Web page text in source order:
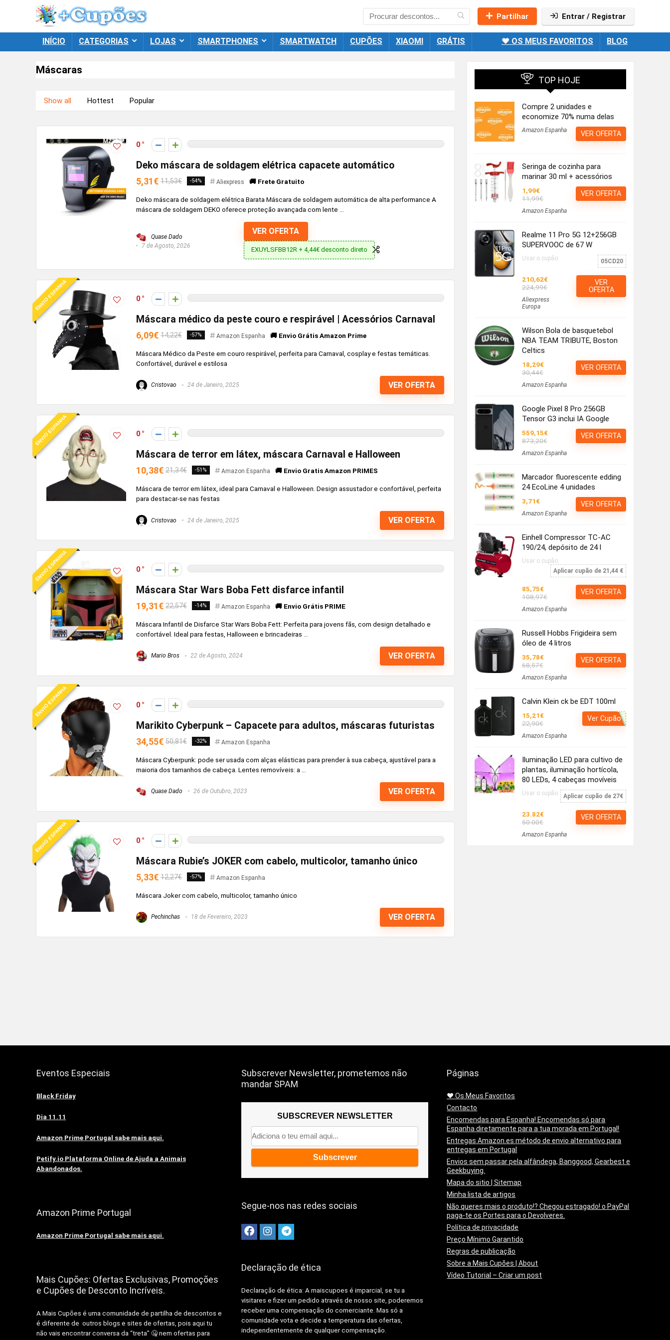
Partilhar Entrar / Registrar
INÍCIO CATEGORIAS LOJAS SMARTPHONES SMARTWATCH CUPÕES XIAOMI GRÁTIS ❤️ OS MEUS FAVORITOS BLOG
Máscaras
Show all Hottest Popular
0
Deko máscara de soldagem elétrica capacete automático
5,31€ 11,53€ -54% Aliexpress 🚚 Frete Gratuito
Deko máscara de soldagem elétrica Barata Máscara de soldagem automática de alta performance A
máscara de soldagem DEKO oferece proteção avançada com lente ...
Quase Dado
7 de Agosto, 2026
VER OFERTA
EXUYLSFBB12R + 4,44€ desconto direto
ENVIO ESPANHA 0
Máscara médico da peste couro e respirável | Acessórios Carnaval
6,09€ 14,22€ -57% Amazon Espanha 🚚 Envio Grátis Amazon Prime
Máscara Médico da Peste em couro respirável, perfeita para Carnaval, cosplay e festas temáticas.
Confortável, durável e estilosa
Cristovao 24 de Janeiro, 2025 VER OFERTA
ENVIO ESPANHA 0
Máscara de terror em látex, máscara Carnaval e Halloween
10,38€ 21,34€ -51% Amazon Espanha 🚚 Envio Gratis Amazon PRIMES
Máscara de terror em látex, ideal para Carnaval e Halloween. Design assustador e confortável, perfeita
para destacar-se nas festas
Cristovao 24 de Janeiro, 2025 VER OFERTA
ENVIO ESPANHA 0
Máscara Star Wars Boba Fett disfarce infantil
19,31€ 22,57€ -14% Amazon Espanha 🚚 Envio Grátis PRIME
Máscara Infantil de Disfarce Star Wars Boba Fett: Perfeita para jovens fãs, com design detalhado e
confortável. Ideal para festas, Halloween e brincadeiras ...
Mario Bros 22 de Agosto, 2024 VER OFERTA
ENVIO ESPANHA 0
Marikito Cyberpunk – Capacete para adultos, máscaras futuristas
34,55€ 50,81€ -32% Amazon Espanha
Máscara Cyberpunk: pode ser usada com alças elásticas para prender à sua cabeça, ajustável para a
maioria dos tamanhos de cabeça. Lentes removíveis: a ...
Quase Dado 26 de Outubro, 2023 VER OFERTA
ENVIO ESPANHA 0
Máscara Rubie’s JOKER com cabelo, multicolor, tamanho único
5,33€ 12,27€ -57% Amazon Espanha
Máscara Joker com cabelo, multicolor, tamanho único
Pechinchas 18 de Fevereiro, 2023 VER OFERTA
TOP HOJE
Compre 2 unidades e
economize 70% numa delas
Amazon Espanha VER OFERTA
Seringa de cozinha para
marinar 30 ml + acessórios
1,99€
11,99€
Amazon Espanha
VER OFERTA
Realme 11 Pro 5G 12+256GB
SUPERVOOC de 67 W
Usar o cupão: 05CD20
210,62€
224,99€
Aliexpress
Europa
VER
OFERTA
Wilson Bola de basquetebol
NBA TEAM TRIBUTE, Boston
Celtics
18,29€
30,44€
Amazon Espanha
VER OFERTA
Google Pixel 8 Pro 256GB
Tensor G3 inclui IA Google
559,15€
873,20€
Amazon Espanha
VER OFERTA
Marcador fluorescente edding
24 EcoLine 4 unidades
3,71€
Amazon Espanha
VER OFERTA
Einhell Compressor TC-AC
190/24, depósito de 24 l
Usar o cupão:
Aplicar cupão de 21,44 €
85,75€
108,97€
Amazon Espanha
VER OFERTA
Russell Hobbs Frigideira sem
óleo de 4 litros
35,78€
68,57€
Amazon Espanha
VER OFERTA
Calvin Klein ck be EDT 100ml
15,21€
22,90€
Amazon Espanha
Ver Cupão
Iluminação LED para cultivo de
plantas, iluminação hortícola,
80 LEDs, 4 cabeças movíveis
Usar o cupão: Aplicar cupão de 27€
23.82€
50.00€
Amazon Espanha
VER OFERTA
Eventos Especiais
Black Friday
Dia 11.11
Amazon Prime Portugal sabe mais aqui.
Petify.io Plataforma Online de Ajuda a Animais
Abandonados.
Amazon Prime Portugal
Amazon Prime Portugal sabe mais aqui.
Mais Cupões: Ofertas Exclusivas, Promoções
e Cupões de Desconto Incríveis.
A Mais Cupões é uma comunidade de partilha de descontos e
é diferente de outros blogs e sites de ofertas, pois aqui tu
não vais encontrar conversa da “treta” 🤐 nem ofertas para
Subscrever Newsletter, prometemos não
mandar SPAM
SUBSCREVER NEWSLETTER
Segue-nos nas redes sociais
Declaração de ética
Declaração de ética: Amaiscupoes é imparcial, se tu a
visitares e fizer um pedido através de nosso site, poderemos
receber uma compensação do comerciante. Mas só a
comunidade vota e decide a temperatura das ofertas,
independentemente de qualquer compensação.
Páginas
❤️ Os Meus Favoritos
Contacto
Encomendas para Espanha! Encomendas só para
Espanha diretamente para a tua morada em Portugal!
Entregas Amazon.es método de envio alternativo para
entregas em Portugal
Envios sem passar pela alfândega, Banggood, Gearbest e
Geekbuying.
Mapa do sitio | Sitemap
Minha lista de artigos
Não queres mais o produto!? Chegou estragado! o PayPal
paga-te os Portes para o Devolveres.
Política de privacidade
Preço Mínimo Garantido
Regras de publicação
Sobre a Mais Cupões | About
Vídeo Tutorial – Criar um post